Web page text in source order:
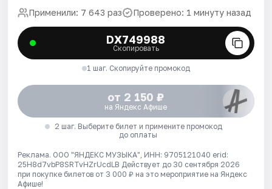
Применили: 7 643 раз Проверено: 1 минуту назад
DX749988
Скопировать
1 шаг. Скопируйте промокод
от 2 150 ₽
на Яндекс Афише
2 шаг. Выберите билет и примените промокод
до оплаты
Реклама. ООО "ЯНДЕКС МУЗЫКА", ИНН: 9705121040 erid:
25H8d7vbP8SRTvHZrUcdLB Действует до 30 сентября 2026
при покупке билетов от 3 000 ₽ на это мероприятие на Яндекс
Афише!